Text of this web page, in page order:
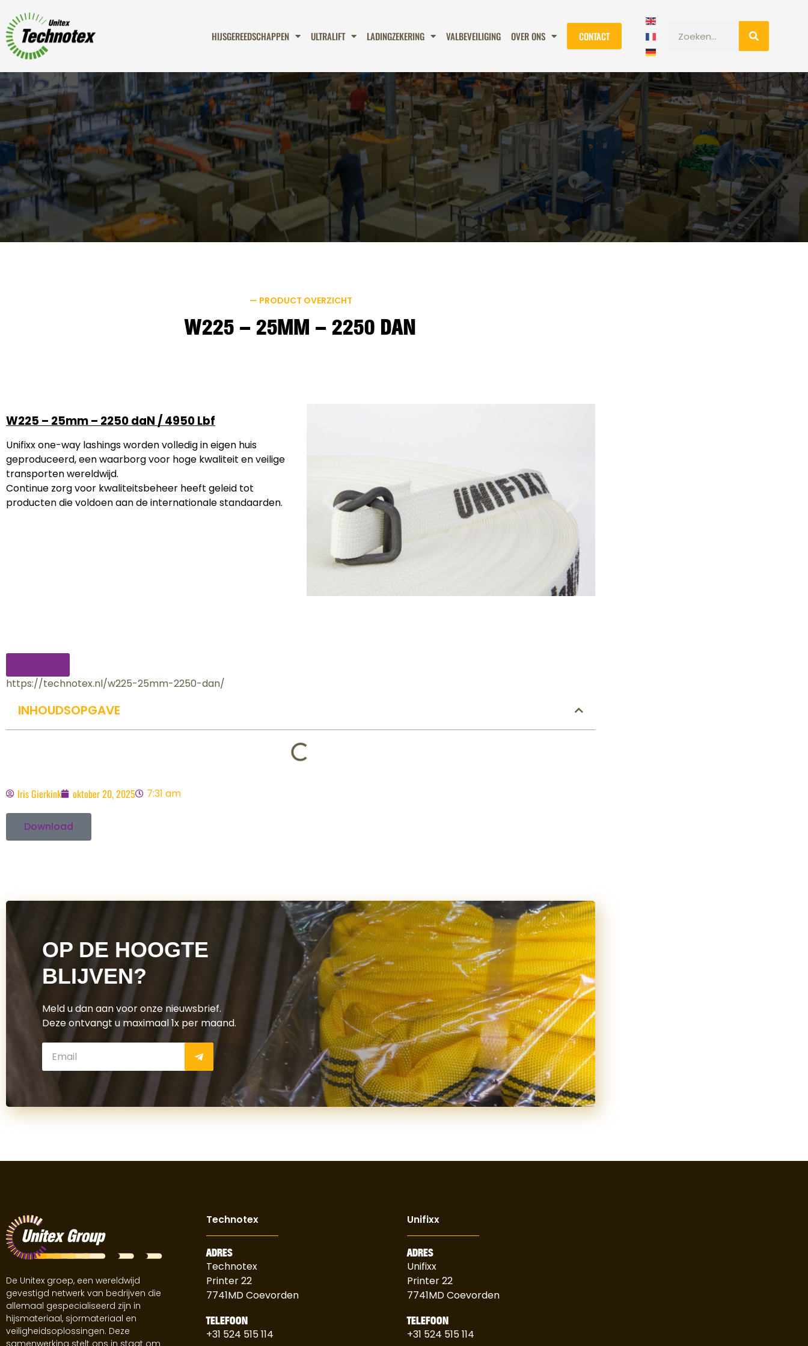
HIJSGEREEDSCHAPPEN ULTRALIFT LADINGZEKERING VALBEVEILIGING OVER ONS CONTACT
— PRODUCT OVERZICHT
W225 – 25MM – 2250 DAN
W225 – 25mm – 2250 daN / 4950 Lbf
Unifixx one-way lashings worden volledig in eigen huis
geproduceerd, een waarborg voor hoge kwaliteit en veilige
transporten wereldwijd.
Continue zorg voor kwaliteitsbeheer heeft geleid tot
producten die voldoen aan de internationale standaarden.
https://technotex.nl/w225-25mm-2250-dan/
INHOUDSOPGAVE
Iris Gierkink oktober 20, 2025 7:31 am
Download
OP DE HOOGTE
BLIJVEN?
Meld u dan aan voor onze nieuwsbrief.
Deze ontvangt u maximaal 1x per maand.
De Unitex groep, een wereldwijd
gevestigd netwerk van bedrijven die
allemaal gespecialiseerd zijn in
hijsmateriaal, sjormateriaal en
veiligheidsoplossingen. Deze
samenwerking stelt ons in staat om
Technotex
ADRES
Technotex
Printer 22
7741MD Coevorden
TELEFOON
+31 524 515 114
Unifixx
ADRES
Unifixx
Printer 22
7741MD Coevorden
TELEFOON
+31 524 515 114